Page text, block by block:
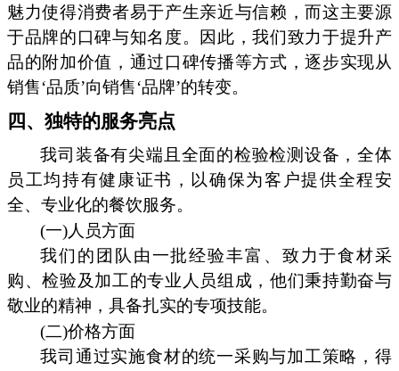
魅力使得消费者易于产生亲近与信赖，而这主要源
于品牌的口碑与知名度。因此，我们致力于提升产
品的附加价值，通过口碑传播等方式，逐步实现从
销售‘品质’向销售‘品牌’的转变。
四、独特的服务亮点
我司装备有尖端且全面的检验检测设备，全体
员工均持有健康证书，以确保为客户提供全程安
全、专业化的餐饮服务。
(一)人员方面
我们的团队由一批经验丰富、致力于食材采
购、检验及加工的专业人员组成，他们秉持勤奋与
敬业的精神，具备扎实的专项技能。
(二)价格方面
我司通过实施食材的统一采购与加工策略，得